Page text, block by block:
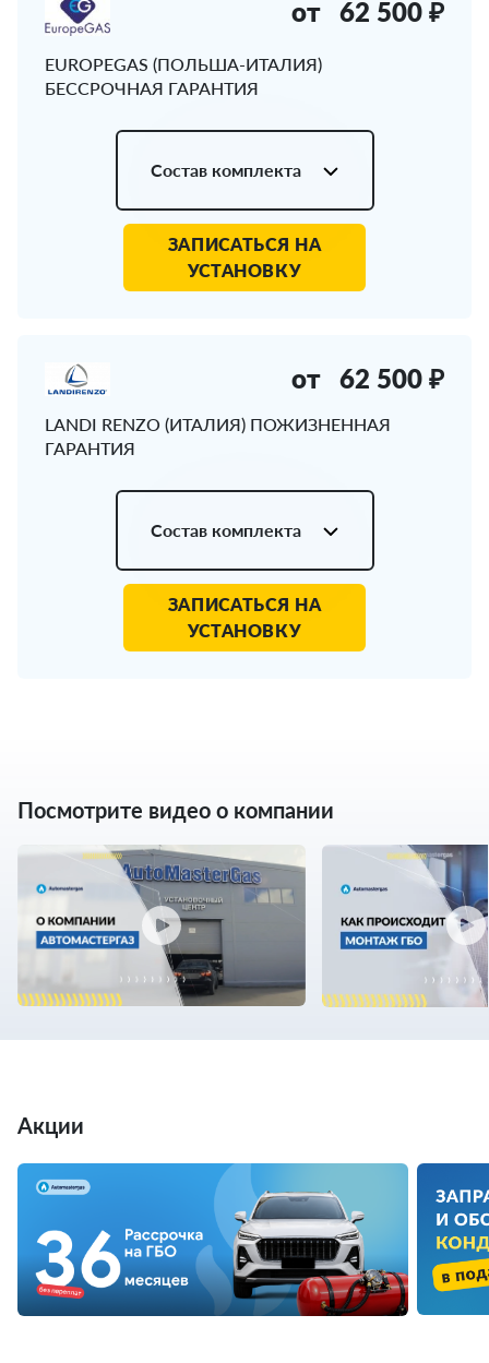
EUROPEGAS (ПОЛЬША-ИТАЛИЯ)
БЕССРОЧНАЯ ГАРАНТИЯ
от 62 500 ₽
Состав комплекта
ЗАПИСАТЬСЯ НА
УСТАНОВКУ
LANDI RENZO (ИТАЛИЯ) ПОЖИЗНЕННАЯ
ГАРАНТИЯ
от 62 500 ₽
Состав комплекта
ЗАПИСАТЬСЯ НА
УСТАНОВКУ
Посмотрите видео о компании
Акции